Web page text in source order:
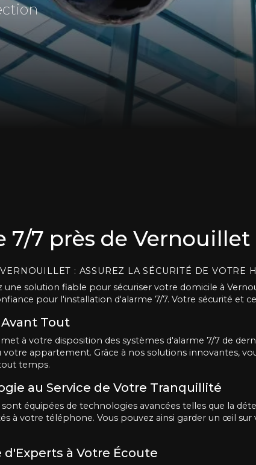
7/7 près de Vernouillet
: ASSUREZ LA SÉCURITÉ DE VOTRE
une solution fiable pour sécuriser votre domicile à
pour l'installation d'alarme 7/7. Votre sécurité et
Tout
à votre disposition des systèmes d'alarme 7/7 de
appartement. Grâce à nos solutions innovantes,
temps.
au Service de Votre Tranquillité
sont équipées de technologies avancées telles que la
à votre téléphone. Vous pouvez ainsi garder un œil
d'Experts à Votre Écoute